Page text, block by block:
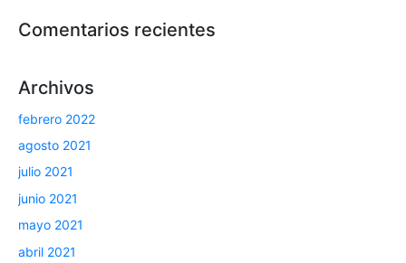
Comentarios recientes
Archivos
febrero 2022
agosto 2021
julio 2021
junio 2021
mayo 2021
abril 2021